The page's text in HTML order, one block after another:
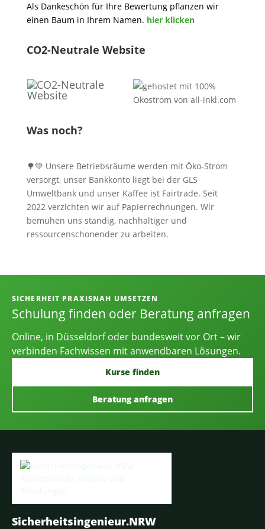
Als Dankeschön für Ihre Bewertung pflanzen wir
einen Baum in Ihrem Namen. hier klicken
CO2-Neutrale Website
Was noch?
🌳💚 Unsere Betriebsräume werden mit Öko-Strom
versorgt, unser Bankkonto liegt bei der GLS
Umweltbank und unser Kaffee ist Fairtrade. Seit
2022 verzichten wir auf Papierrechnungen. Wir
bemühen uns ständig, nachhaltiger und
ressourcenschonender zu arbeiten.
Informationen, Kontakt und
SICHERHEIT PRAXISNAH UMSETZEN
Schulung finden oder Beratung anfragen
Online, in Düsseldorf oder bundesweit vor Ort – wir
verbinden Fachwissen mit anwendbaren Lösungen.
Kurse finden
Beratung anfragen
Sicherheitsingenieur.NRW